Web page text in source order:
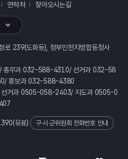
연락처 찾아오시는길
로 239(도화동), 정부인천지방합동청사
총무과 032-588-4310/ 선거과 032-58
홍보과 032-588-4380
거과 0505-058-2403/ 지도과 0505-0
(유료) 구·시·군위원회 전화번호 안내